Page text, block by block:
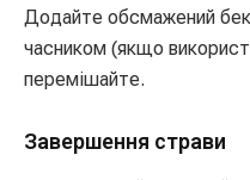
Додайте обсмажений
часником (якщо
перемішайте.
Завершення страви